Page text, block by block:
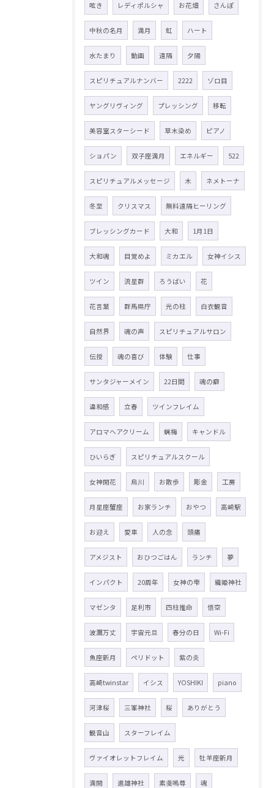
呟き レディポルシャ お花畑 さんぽ
中秋の名月 満月 虹 ハート
水たまり 動画 遠隔 夕陽
スピリチュアルナンバー 2222 ゾロ目
ヤングリヴィング プレッシング 移転
美容室スターシード 草木染め ピアノ
ショパン 双子座満月 エネルギー 522
スピリチュアルメッセージ 木 ネメトーナ
冬至 クリスマス 無料遠隔ヒーリング
ブレッシングカード 大和 1月1日
大和魂 目覚めよ ミカエル 女神イシス
ツイン 流星群 ろうばい 花
花言葉 群馬県庁 光の柱 白衣観音
自然界 魂の声 スピリチュアルサロン
伝授 魂の喜び 体験 仕事
サンタジャーメイン 22日間 魂の癖
違和感 立春 ツインフレイム
アロマヘアクリーム 蝋梅 キャンドル
ひいらぎ スピリチュアルスクール
女神開花 烏川 お散歩 彫金 工房
月星座蟹座 お家ランチ おやつ 高崎駅
お迎え 愛車 人の念 頭痛
アメジスト おひつごはん ランチ 夢
インパクト 20周年 女神の雫 織姫神社
マゼンタ 足利市 四柱推命 悟空
波瀾万丈 宇宙元旦 春分の日 Wi-Fi
魚座新月 ペリドット 紫の炎
高崎twinstar イシス YOSHIKI piano
河津桜 三峯神社 桜 ありがとう
観音山 スターフレイム
ヴァイオレットフレイム 光 牡羊座新月
満開 進雄神社 素戔嗚尊 魂